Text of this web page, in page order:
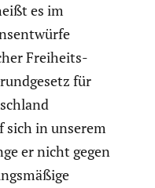
es im
Freiheits­
für
sich in unserem
er nicht gegen